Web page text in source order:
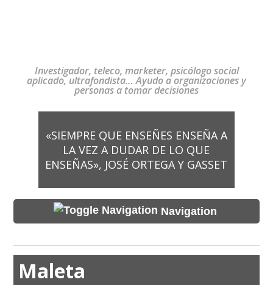
Investigador, teleco, marketer, psicólogo social
aplicado, ultrafondista… Ayudo a organizaciones y
personas a tomar decisiones
«SIEMPRE QUE ENSEÑES ENSEÑA A
LA VEZ A DUDAR DE LO QUE
ENSEÑAS», JOSÉ ORTEGA Y GASSET
Navigation
Maleta